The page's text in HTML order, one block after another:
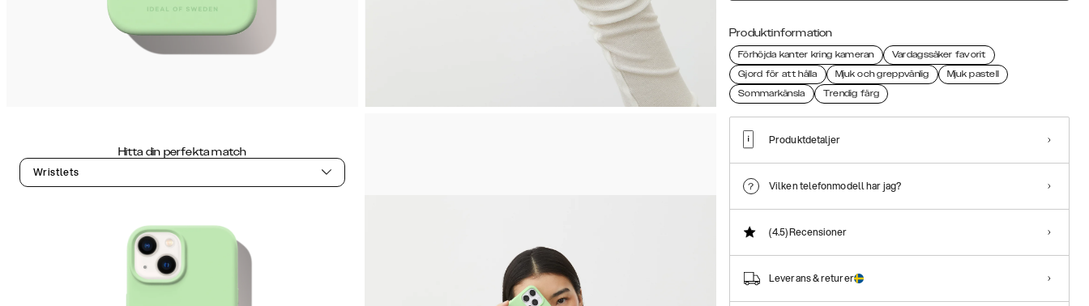
Hitta din perfekta match
Wristlets
Produktinformation
Förhöjda kanter kring kameran
Vardagssäker favorit
Gjord för att hålla
Mjuk och greppvänlig
Mjuk pastell
Sommarkänsla
Trendig färg
Produktdetaljer
Vilken telefonmodell har jag?
(4.5)Recensioner
Leverans & returer